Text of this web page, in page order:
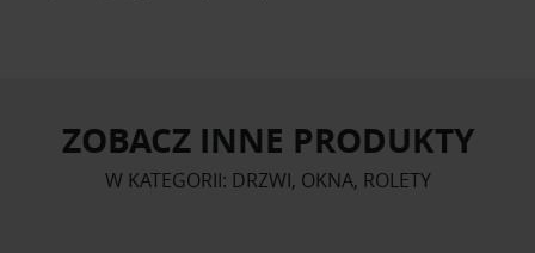
ZOBACZ INNE PRODUKTY
W KATEGORII: DRZWI, OKNA, ROLETY